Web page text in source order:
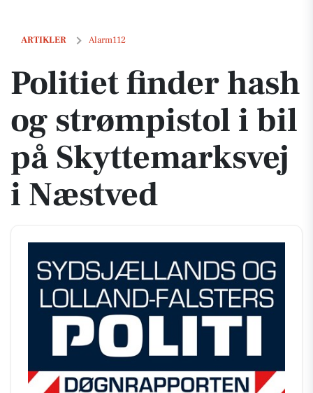
ARTIKLER Alarm112
Politiet finder hash og strømpistol i bil på Skyttemarksvej i Næstved
Politiet finder hash
og strømpistol i bil
på Skyttemarksvej
i Næstved